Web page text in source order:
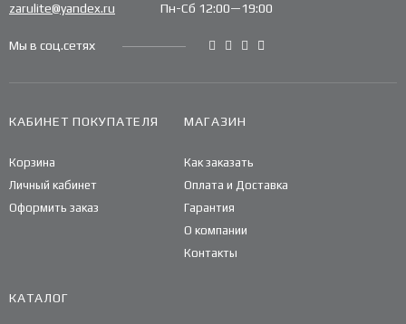
zarulite@yandex.ru Пн-Сб 12:00—19:00
Мы в соц.сетях
КАБИНЕТ ПОКУПАТЕЛЯ
Корзина
Личный кабинет
Оформить заказ
МАГАЗИН
Как заказать
Оплата и Доставка
Гарантия
О компании
Контакты
КАТАЛОГ